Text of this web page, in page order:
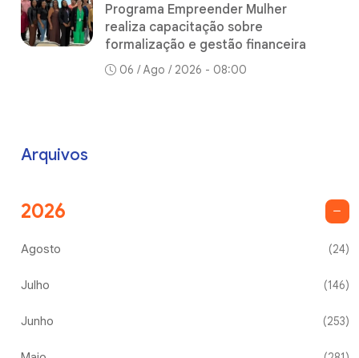
Programa Empreender Mulher
realiza capacitação sobre
formalização e gestão financeira
06 / Ago / 2026 - 08:00
Arquivos
2026
Agosto (24)
Julho (146)
Junho (253)